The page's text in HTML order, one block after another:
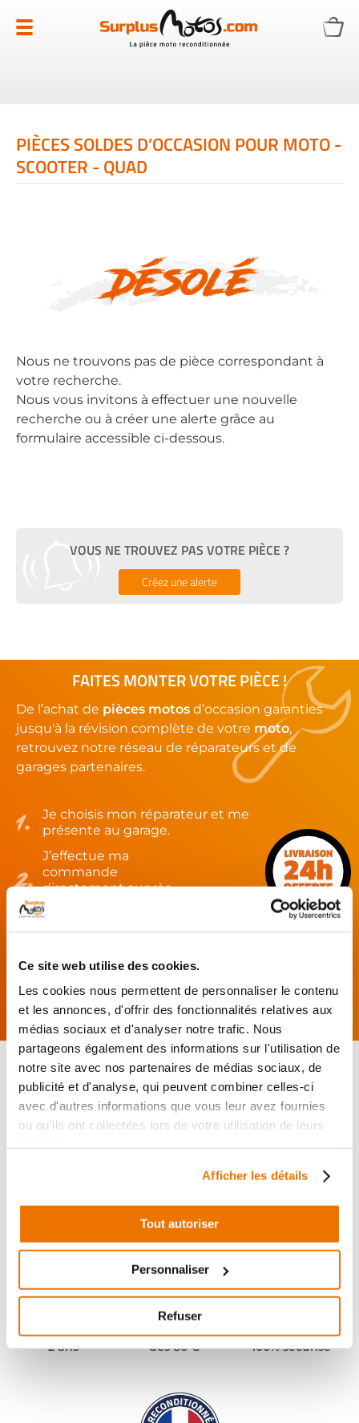
Ce site web utilise des cookies.
Les cookies nous permettent de personnaliser le contenu
et les annonces, d'offrir des fonctionnalités relatives aux
médias sociaux et d'analyser notre trafic. Nous
partageons également des informations sur l'utilisation de
notre site avec nos partenaires de médias sociaux, de
publicité et d'analyse, qui peuvent combiner celles-ci
avec d'autres informations que vous leur avez fournies
ou qu'ils ont collectées lors de votre utilisation de leurs
Afficher les détails
Tout autoriser
Personnaliser
Refuser
au
contenu
PIÈCES SOLDES D’OCCASION POUR MOTO -
SCOOTER - QUAD
Désolé
Nous ne trouvons pas de pièce correspondant à
votre recherche.
Nous vous invitons à effectuer une nouvelle
recherche ou à créer une alerte grâce au
formulaire accessible ci-dessous.
VOUS NE TROUVEZ PAS VOTRE PIÈCE ?
Créez une alerte
FAITES MONTER VOTRE PIÈCE !
De l’achat de pièces motos d’occasion garanties
jusqu'à la révision complète de votre moto,
retrouvez notre réseau de réparateurs et de
garages partenaires.
Je choisis mon réparateur et me
présente au garage.
J’effectue ma
commande
directement auprès
du réparateur.
Mes pièces sont livrées et
Pièces garanties
2 ans
Port offert
dès 80 €
Paiement
100% sécurisé